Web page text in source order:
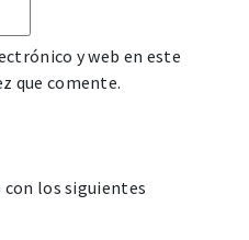
y web en este
que comente.
los siguientes